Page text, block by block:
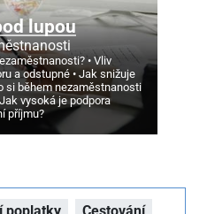
lupou
Vliv
a odstupné
Jak snižuje
si během nezaměstnanosti
Jak vysoká je podpora
příjmu?